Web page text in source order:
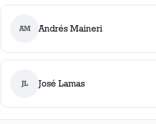
AM Andrés Maineri
JL José Lamas